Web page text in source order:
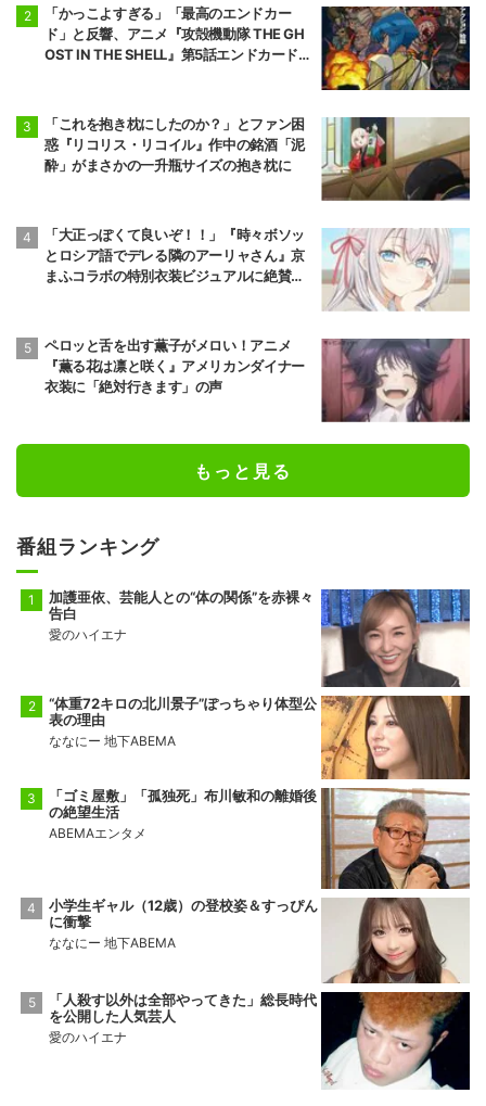
「かっこよすぎる」「最高のエンドカー
ド」と反響、アニメ『攻殻機動隊 THE GH
OST IN THE SHELL』第5話エンドカード公
「これを抱き枕にしたのか？」とファン困
惑『リコリス・リコイル』作中の銘酒「泥
酔」がまさかの一升瓶サイズの抱き枕に
「大正っぽくて良いぞ！！」『時々ボソッ
とロシア語でデレる隣のアーリャさん』京
まふコラボの特別衣装ビジュアルに絶賛の
ペロッと舌を出す薫子がメロい！アニメ
『薫る花は凛と咲く』アメリカンダイナー
衣装に「絶対行きます」の声
もっと見る
番組ランキング
加護亜依、芸能人との“体の関係”を赤裸々
告白
愛のハイエナ
“体重72キロの北川景子”ぽっちゃり体型公
表の理由
ななにー 地下ABEMA
「ゴミ屋敷」「孤独死」布川敏和の離婚後
の絶望生活
ABEMAエンタメ
小学生ギャル（12歳）の登校姿＆すっぴん
に衝撃
ななにー 地下ABEMA
「人殺す以外は全部やってきた」総長時代
を公開した人気芸人
愛のハイエナ